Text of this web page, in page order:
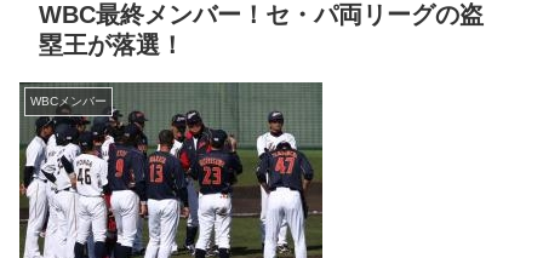
WBC最終メンバー！セ・パ両リーグの盗
塁王が落選！
WBCメンバー